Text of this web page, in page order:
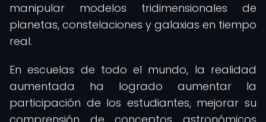
manipular modelos tridimensionales de
planetas, constelaciones y galaxias en tiempo
real.
En escuelas de todo el mundo, la realidad
aumentada ha logrado aumentar la
participación de los estudiantes, mejorar su